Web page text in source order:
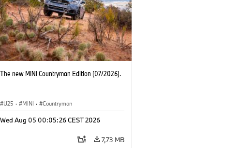
The new MINI Countryman Edition (07/2026).
U25 · MINI · Countryman
Wed Aug 05 00:05:26 CEST 2026
7,73 MB